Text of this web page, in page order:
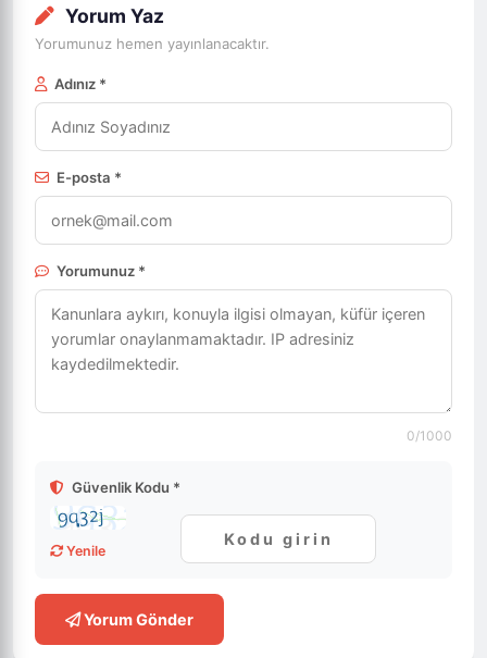
Yorum Yaz
Yorumunuz hemen yayınlanacaktır.
Adınız *
E-posta *
Yorumunuz *
0/1000
Güvenlik Kodu *
Yenile
Yorum Gönder